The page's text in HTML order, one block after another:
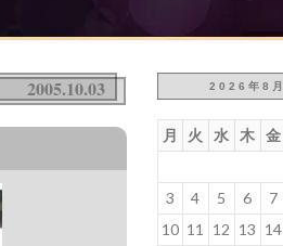
2005.10.03 2026年8月
月 火 水 木 金
3
4 5 6 7
10 11 12 13 14